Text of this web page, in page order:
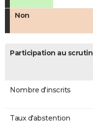
Non
Participation au scrutin
Nombre d'inscrits
Taux d'abstention